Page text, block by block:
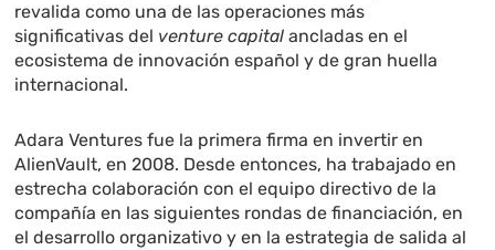
revalida como una de las operaciones más
significativas del venture capital ancladas en el
ecosistema de innovación español y de gran huella
internacional.
Adara Ventures fue la primera firma en invertir en
AlienVault, en 2008. Desde entonces, ha trabajado en
estrecha colaboración con el equipo directivo de la
compañía en las siguientes rondas de financiación, en
el desarrollo organizativo y en la estrategia de salida al